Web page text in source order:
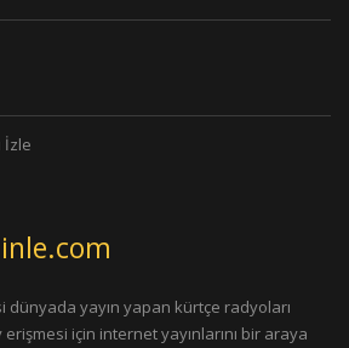
İzle
dünyada yayın yapan kürtçe radyoları
erişmesi için internet yayınlarını bir araya